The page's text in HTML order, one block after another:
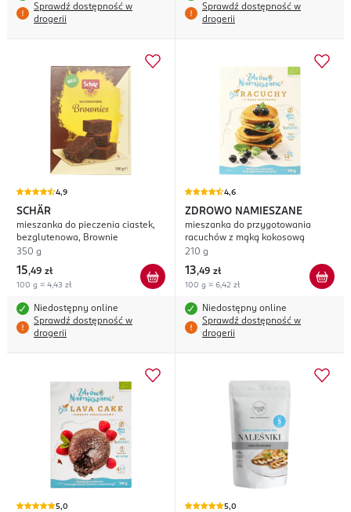
Sprawdź dostępność w
drogerii
Sprawdź dostępność w
drogerii
4,9
SCHÄR
mieszanka do pieczenia ciastek,
bezglutenowa, Brownie
350 g
15,49 zł
100 g = 4,43 zł
Niedostępny online
Sprawdź dostępność w
drogerii
4,6
ZDROWO NAMIESZANE
mieszanka do przygotowania
racuchów z mąką kokosową
210 g
13,49 zł
100 g = 6,42 zł
Niedostępny online
Sprawdź dostępność w
drogerii
5,0 5,0